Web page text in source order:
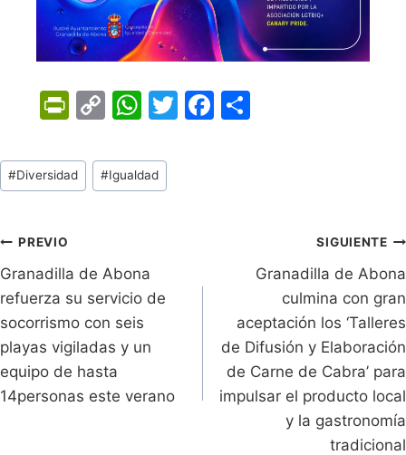
Pr
tF
ri
dl
y
C
p
y
k
W
at
s
p
T
F
Tags
de
#Diversidad #Igualdad
Navegación
de
entradas
PREVIO
Granadilla de Abona
refuerza su servicio de
socorrismo con seis
playas vigiladas y un
equipo de hasta
14personas este verano
SIGUIENTE
Granadilla de Abona
culmina con gran
aceptación los ‘Talleres
de Difusión y Elaboración
de Carne de Cabra’ para
impulsar el producto local
y la gastronomía
tradicional